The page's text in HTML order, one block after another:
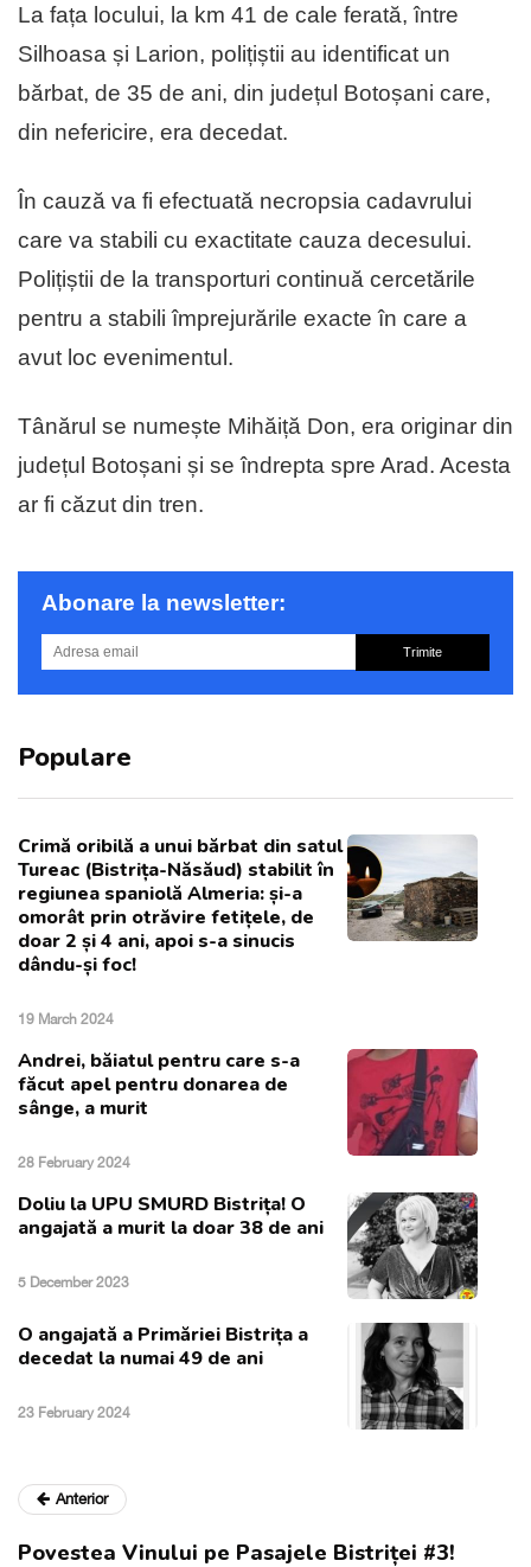
La fața locului, la km 41 de cale ferată, între
Silhoasa și Larion, polițiștii au identificat un
bărbat, de 35 de ani, din județul Botoșani care,
din nefericire, era decedat.
În cauză va fi efectuată necropsia cadavrului
care va stabili cu exactitate cauza decesului.
Polițiștii de la transporturi continuă cercetările
pentru a stabili împrejurările exacte în care a
avut loc evenimentul.
Tânărul se numește Mihăiță Don, era originar din
județul Botoșani și se îndrepta spre Arad. Acesta
ar fi căzut din tren.
Abonare la newsletter:
Trimite
Populare
Crimă oribilă a unui bărbat din satul
Tureac (Bistrița-Năsăud) stabilit în
regiunea spaniolă Almeria: și-a
omorât prin otrăvire fetițele, de
doar 2 și 4 ani, apoi s-a sinucis
dându-și foc!
19 March 2024
Andrei, băiatul pentru care s-a
făcut apel pentru donarea de
sânge, a murit
28 February 2024
Doliu la UPU SMURD Bistrița! O
angajată a murit la doar 38 de ani
5 December 2023
O angajată a Primăriei Bistrița a
decedat la numai 49 de ani
23 February 2024
Anterior
Povestea Vinului pe Pasajele Bistriței #3!